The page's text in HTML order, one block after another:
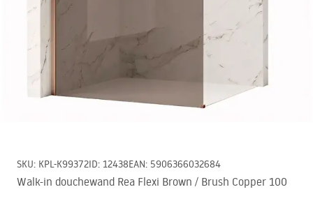
SKU: KPL-K99372ID: 12438EAN: 5906366032684
Walk-in douchewand Rea Flexi Brown / Brush Copper 100